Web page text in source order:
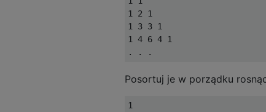
1 2 1
1 3 3 1
1 4 6 4 1
Posortuj je w porządku
1